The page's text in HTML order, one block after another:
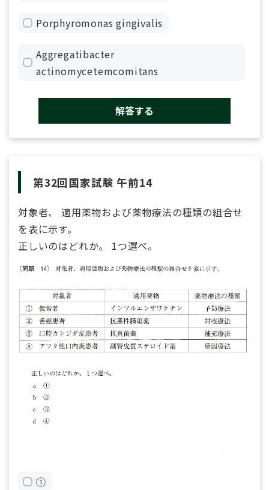
Porphyromonas gingivalis
Aggregatibacter
actinomycetemcomitans
解答する
第32回国家試験 午前14
対象者、 適用薬物および薬物療法の種類の組合せ
を表に示す。
正しいのはどれか。 1つ選べ。
①